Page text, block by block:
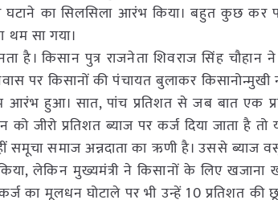
दर घटाने का सिलसिला आरंभ किया। बहुत कुछ
थम सा गया।
है। किसान पुत्र राजनेता शिवराज सिंह
पर किसानों की पंचायत बुलाकर किसानोन्मुखी
आरंभ हुआ। सात, पांच प्रतिशत से जब बात एक
को जीरो प्रतिशत ब्याज पर कर्ज दिया जाता है
समूचा समाज अन्नदाता का ऋणी है। उससे
किया, लेकिन मुख्यमंत्री ने किसानों के लिए
का मूलधन घोटाले पर भी उन्हें 10 प्रतिशत की